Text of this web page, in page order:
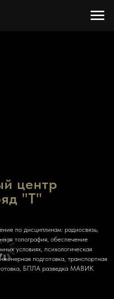
центр
"Т"
по дисциплинам: радиосвязь,
топография, обеспечение
условиях, психологическая
подготовка, транспортная
БПЛА разведка МАВИК